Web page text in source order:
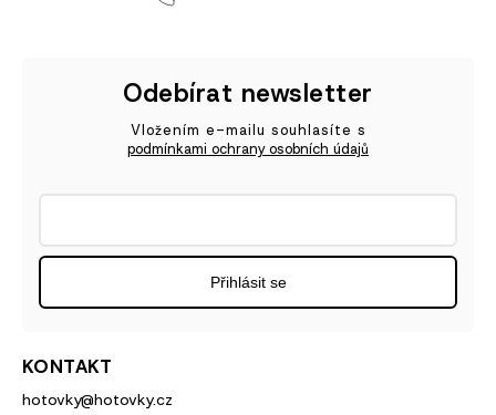
KONTAKT
hotovky@hotovky.cz
Odebírat newsletter
Vložením e-mailu souhlasíte s
podmínkami ochrany osobních údajů
Přihlásit se